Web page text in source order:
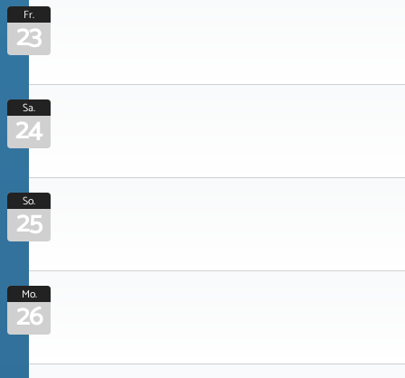
Fr.
23
Sa.
24
So.
25
Mo.
26